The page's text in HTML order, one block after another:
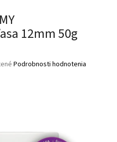
12mm 50g
Podrobnosti hodnotenia